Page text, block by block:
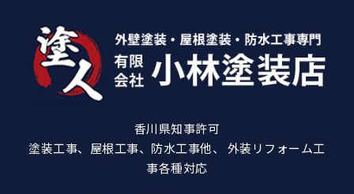
香川県知事許可
塗装工事、屋根工事、防水工事他、 外装リフォーム工
事各種対応